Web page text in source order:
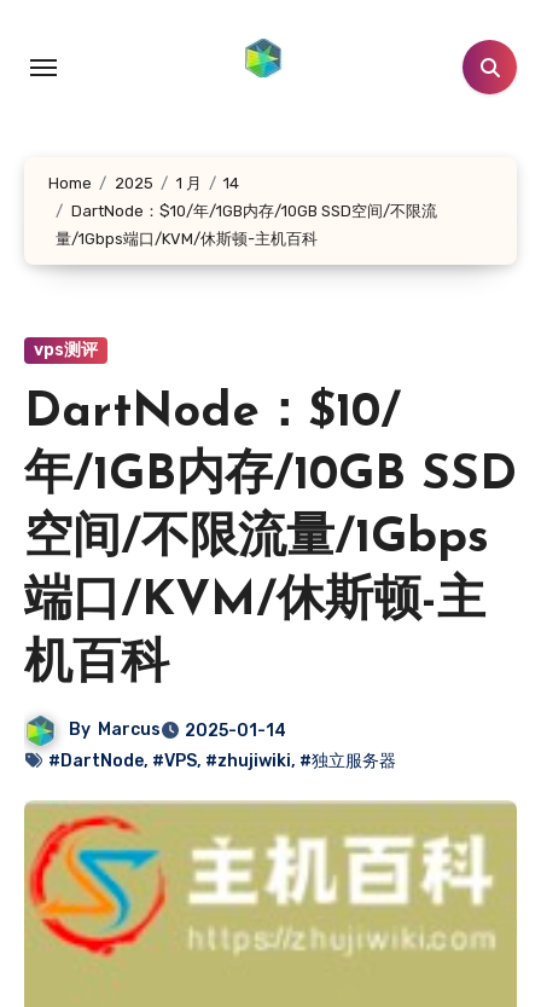
Home 2025 1 月
14
DartNode：$10/年/1GB内存/10GB SSD空间/不限流
量/1Gbps端口/KVM/休斯顿-主机百科
vps测评
DartNode：$10/
年/1GB内存/10GB SSD
空间/不限流量/1Gbps
端口/KVM/休斯顿-主
机百科
By Marcus
2025-01-14
#DartNode, #VPS, #zhujiwiki, #独立服务器